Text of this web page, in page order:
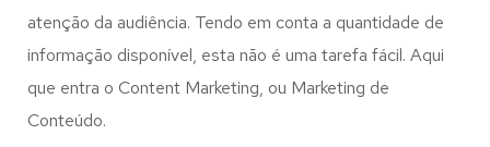
atenção da audiência. Tendo em conta a quantidade de
informação disponível, esta não é uma tarefa fácil. Aqui
que entra o Content Marketing, ou Marketing de
Conteúdo.